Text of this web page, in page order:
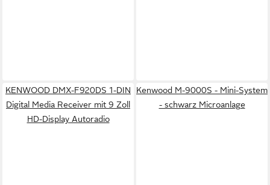
KENWOOD DMX-F920DS 1-DIN
Digital Media Receiver mit 9 Zoll
HD-Display Autoradio
Kenwood M-9000S - Mini-System
- schwarz Microanlage